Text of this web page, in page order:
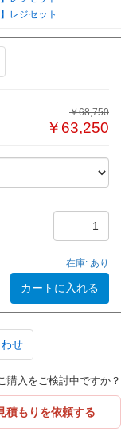
レジセット
￥68,750
￥63,250
在庫: あり
カートに入れる
せ
購入をご検討中ですか？
積もりを依頼する